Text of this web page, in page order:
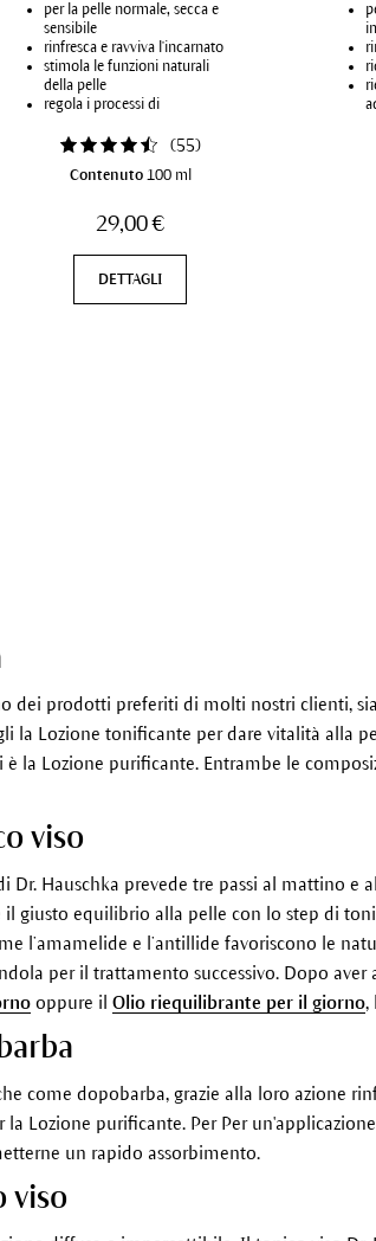
per la pelle normale, secca e
sensibile
rinfresca e ravviva l'incarnato
stimola le funzioni naturali
della pelle
regola i processi di
(55)
Contenuto 100 ml
29,00 €
DETTAGLI
dei prodotti preferiti di molti nostri clienti,
la Lozione tonificante per dare vitalità alla
la Lozione purificante. Entrambe le
viso
Hauschka prevede tre passi al mattino e
giusto equilibrio alla pelle con lo step di
l’amamelide e l’antillide favoriscono le
per il trattamento successivo. Dopo
oppure ilOlio riequilibrante per il giorno,
come dopobarba, grazie alla loro azione
Lozione purificante. Per Per
un rapido assorbimento.
viso